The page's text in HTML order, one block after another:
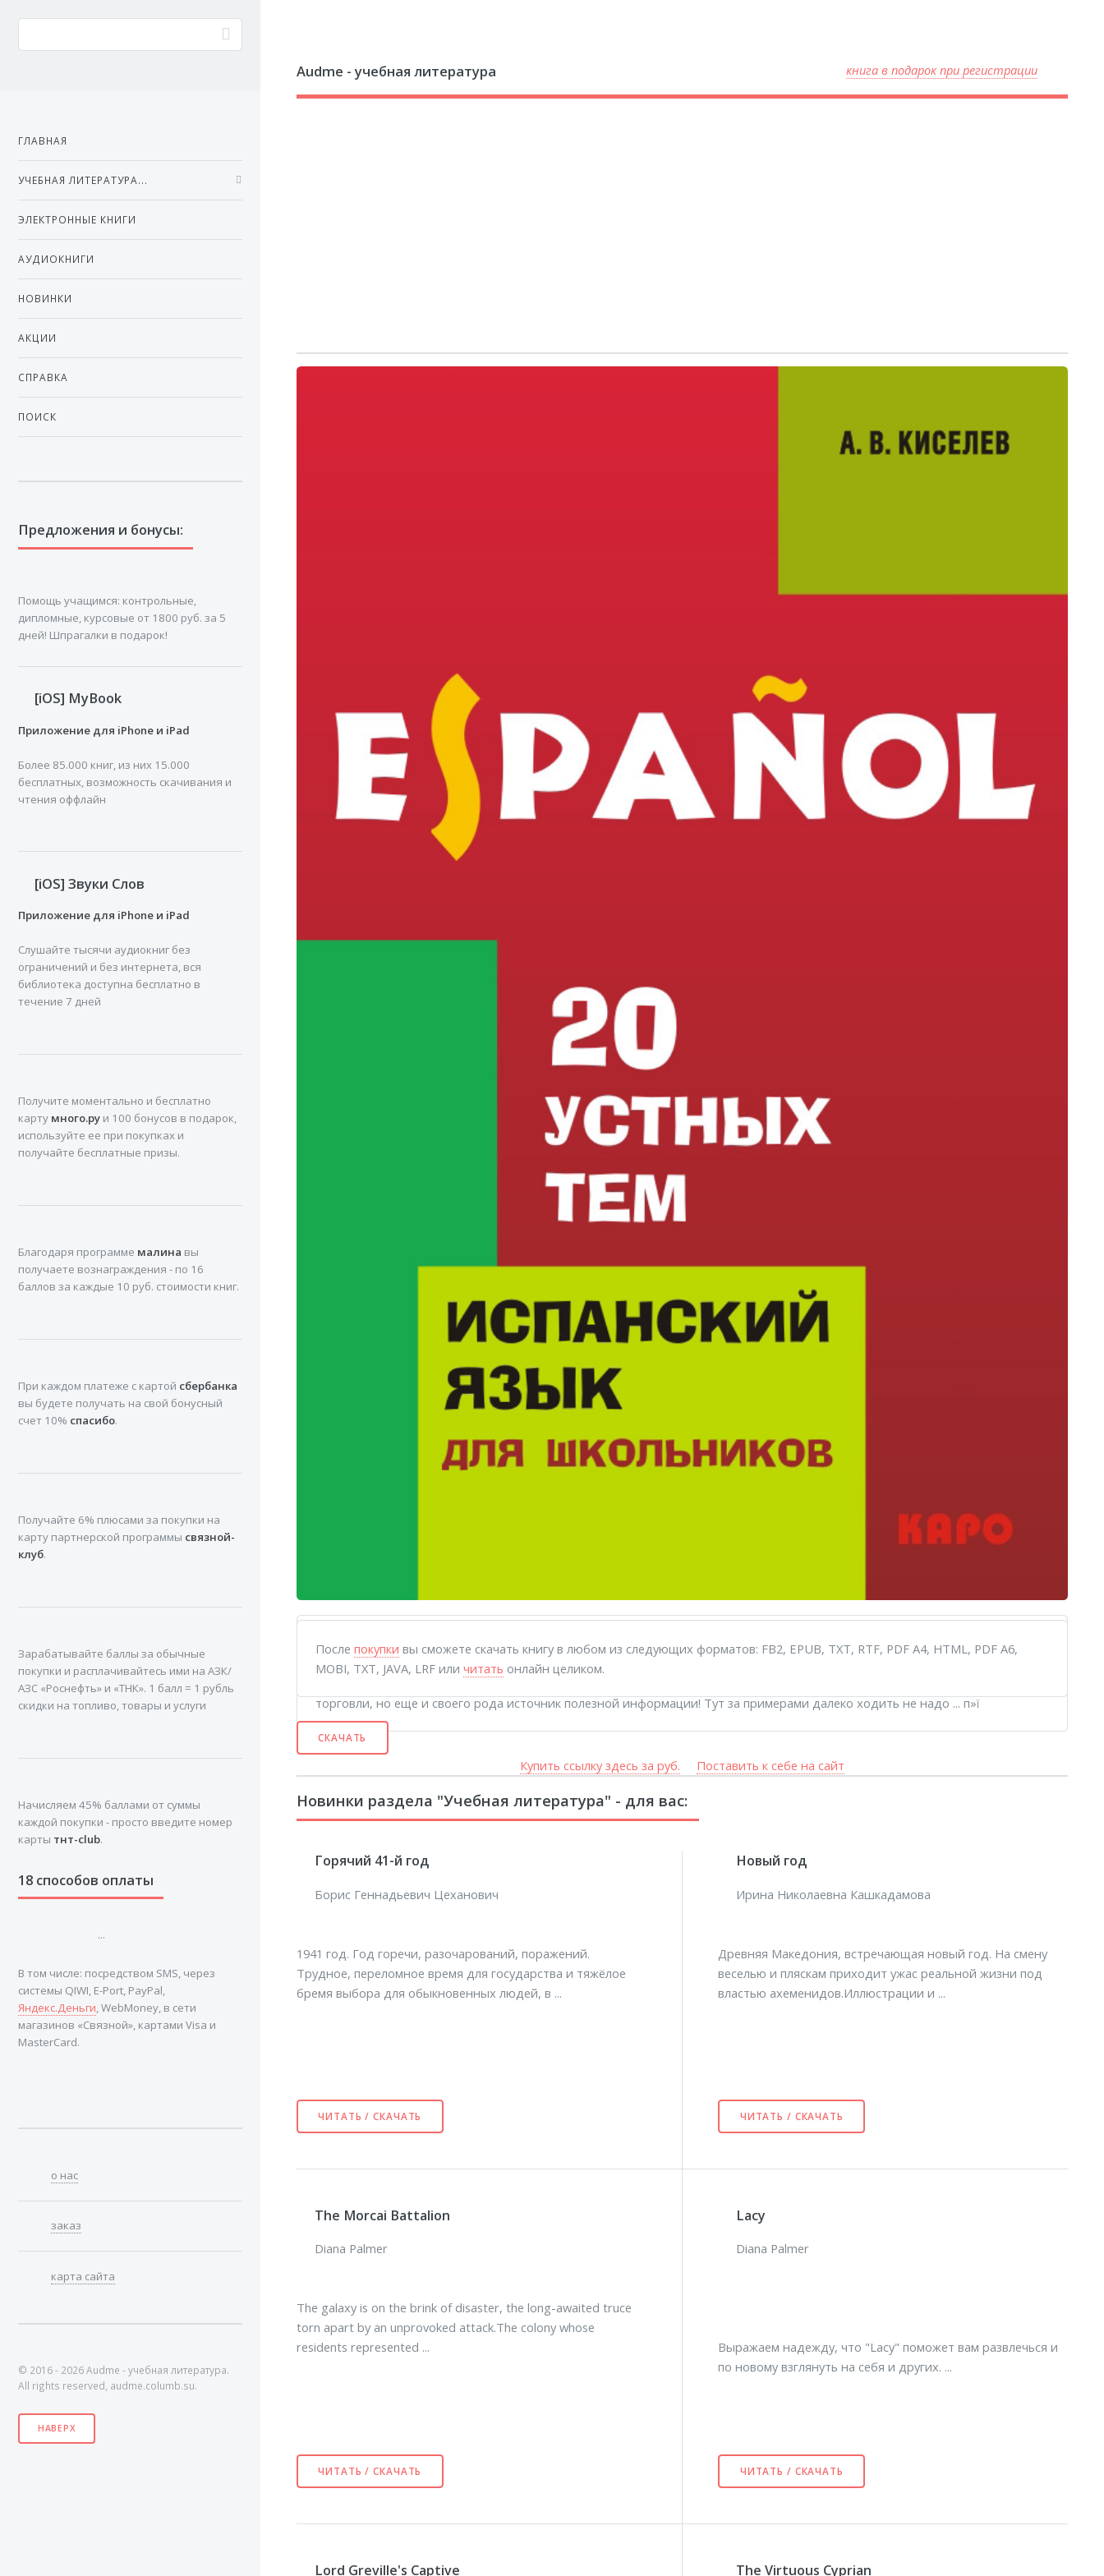
Audme - учебная литература книга в подарок при регистрации
20 устных тем по испанскому языку для школьников
ЭЛЕКТРОННАЯ КНИГА
Автор: А. В. Киселев
Знание - лучшее оружие, и книга - неиссякаемый аккумулятор премудрости. Но не только... И это достоверный образчик такого
рода работы, которая несет знания, помогает найти ответы на вопросы, являясь своего рода руководством в сфере военной,
политической и исторической деятельности -"20 устных тем по испанскому языку для школьников"
Пособие включает в себя 20 наиболее употребляемых устных тем, используемых в учебном процессе в школе. Темы примерно
одного уровня сложности. Они снабжены словарями и упражнениями для усвоения и закрепления лексического материала.
Предназначено для учащихся, повторяющих разговорные темы, или старшеклассников, изучающих испанский язык в качестве
"20 устных тем по испанскому языку для школьников"
После покупки вы сможете скачать книгу в любом из следующих форматов: FB2, EPUB, TXT, RTF, PDF A4, HTML, PDF A6,
MOBI, TXT, JAVA, LRF или читать онлайн целиком.
СКАЧАТЬ
Если у вас возникнет вопрос, вам всегда помогут опытные сотрудники магазин электронных книг
агрегатора, дистрибьютора и продавца лицензионных изданий в России!
Восторгов в наш адрес еще никто не писал. - Так заведите, сделайте милость: - А, зачем?? - Моя теща обосралась от вашей
Этот небольшойблок рекламыпоможет вам больше узнать о других полезных книгах и не только о них:эти и разные
прочие спонсоры помогают самым различным сайтам развиваться и существовать. Из помещенной тут информации вы -
очень возможно - извлечёте для себя что-то полезное или просто интересное дополнительно Реклама - двигатель
торговли, но еще и своего рода источник полезной информации! Тут за примерами далеко ходить не надо ... п»ї
Купить ссылку здесь за руб. Поставить к себе на сайт
Новинки раздела "Учебная литература" - для вас:
Горячий 41-й год
Борис Геннадьевич Цеханович
1941 год. Год горечи, разочарований, поражений.
Трудное, переломное время для государства и тяжёлое
бремя выбора для обыкновенных людей, в ...
ЧИТАТЬ / СКАЧАТЬ
Новый год
Ирина Николаевна Кашкадамова
Древняя Македония, встречающая новый год. На смену
веселью и пляскам приходит ужас реальной жизни под
властью ахеменидов.Иллюстрации и ...
ЧИТАТЬ / СКАЧАТЬ
The Morcai Battalion
Diana Palmer
The galaxy is on the brink of disaster, the long-awaited truce
torn apart by an unprovoked attack.The colony whose
residents represented ...
ЧИТАТЬ / СКАЧАТЬ
Lacy
Diana Palmer
Выражаем надежду, что "Lacy" поможет вам развлечься и
по новому взглянуть на себя и других. ...
ЧИТАТЬ / СКАЧАТЬ
Lord Greville's Captive The Virtuous Cyprian
ГЛАВНАЯ
УЧЕБНАЯ ЛИТЕРАТУРА...
ЭЛЕКТРОННЫЕ КНИГИ
АУДИОКНИГИ
НОВИНКИ
АКЦИИ
СПРАВКА
ПОИСК
Предложения и бонусы:
Помощь учащимся: кoнтрoльные,
диплoмные, курсoвые от 1800 руб. за 5
дней! Шпрагалки в подарок!
[iOS] MyBook
Приложение для iPhone и iPad
Более 85.000 книг, из них 15.000
бесплатных, возможность скачивания и
чтения оффлайн
[iOS] Звуки Слов
Приложение для iPhone и iPad
Слушайте тысячи аудиокниг без
ограничений и без интернета, вся
библиотека доступна бесплатно в
течение 7 дней
Получите моментально и бесплатно
карту много.ру и 100 бонусов в подарок,
используйте ее при покупках и
получайте бесплатные призы.
Благодаря программе малина вы
получаете вознаграждения - по 16
баллов за каждые 10 руб. стоимости книг.
При каждом платеже с картой сбербанка
вы будете получать на свой бонусный
счет 10% спасибо.
Получайте 6% плюсами за покупки на
карту партнерской программы связной-
клуб.
Зарабатывайте баллы за обычные
покупки и расплачивайтесь ими на АЗК/
АЗС «Роснефть» и «ТНК». 1 балл = 1 рубль
скидки на топливо, товары и услуги
Начисляем 45% баллами от суммы
каждой покупки - просто введите номер
карты тнт-club.
18 способов оплаты
...
В том числе: посредством SMS, через
системы QIWI, E-Port, PayPal,
Яндекс.Деньги, WebMoney, в сети
магазинов «Связной», картами Visa и
MasterCard.
о нас
заказ
карта сайта
© 2016 - 2026 Audme - учебная литература.
All rights reserved, audme.columb.su.
НАВЕРХ